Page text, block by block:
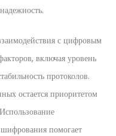
с цифровым
включая уровень
протоколов.
остается приоритетом
помогает